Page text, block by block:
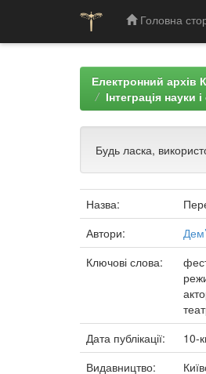
Головна
Електронний архів
Інтеграція науки
Будь ласка,
Назва:
Автори:
Ключові слова:
Дата публікації:
10-
Видавництво: